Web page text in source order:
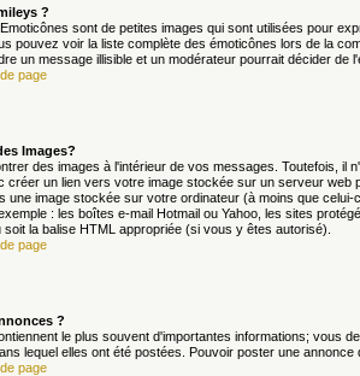
?
sont de petites images qui sont utilisées pour
pouvez voir la liste complète des émoticônes lors de la
un message illisible et un modérateur pourrait décider de
page
Images?
des images à l'intérieur de vos messages. Toutefois,
créer un lien vers votre image stockée sur un serveur web
une image stockée sur votre ordinateur (à moins que
: les boîtes e-mail Hotmail ou Yahoo, les sites
soit la balise HTML appropriée (si vous y êtes autorisé).
page
?
le plus souvent d'importantes informations; vous
lequel elles ont été postées. Pouvoir poster une
page